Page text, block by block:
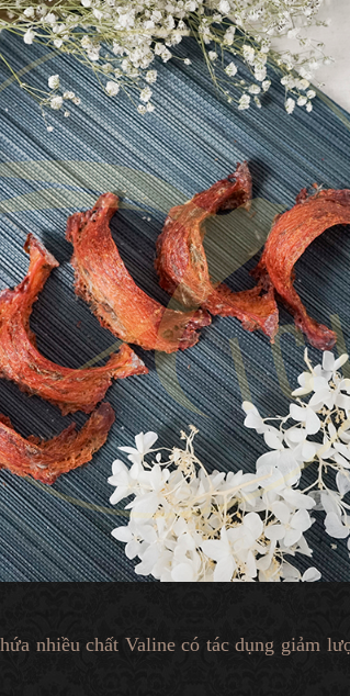
nhiều chất Valine có tác dụng giảm